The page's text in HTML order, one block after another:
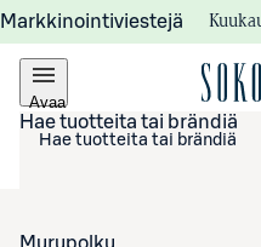
Markkinointiviestejä
Avaa
valikko
Hae tuotteita tai brändiä